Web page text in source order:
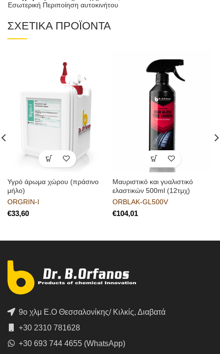
Εσωτερική Περιποίηση αυτοκινήτου
ΣΧΕΤΙΚΑ ΠΡΟΪΟΝΤΑ
Υγρό άρωμα χώρου (πράσινο
μήλο)
ORGRIN-I
€
Μαυριστικό και γυαλιστικό
ελαστικών 500ml (12τμχ)
ORBLAK-GL500V
€
9ο χλμ Ε.Ο Θεσσαλονίκης/ Κιλκίς, Διαβατά
+30 2310 781628
+30 693 744 4655 (WhatsApp)